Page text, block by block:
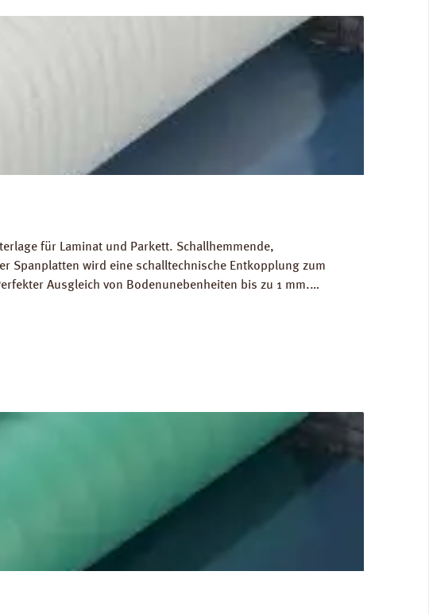
für Laminat und Parkett. Schallhemmende,
Spanplatten wird eine schalltechnische Entkopplung zum
Ausgleich von Bodenunebenheiten bis zu 1 mm.
25 kg/m³. FCKW- und HFCKW-frei. Ökologisch